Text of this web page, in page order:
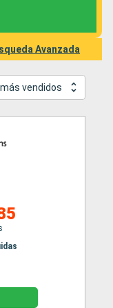
Avanzada
vendidos